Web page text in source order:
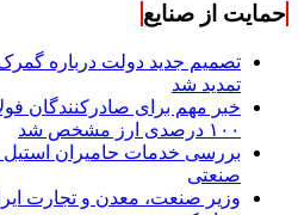
حمایت از صنایع
تصمیم جدید دولت درباره
تمدید شد
خبر مهم برای صادرکنندگان
۱۰۰ درصدی ارز مشخص شد
بررسی خدمات حامیران استیل
صنعتی
وزیر صنعت، معدن و تجارت